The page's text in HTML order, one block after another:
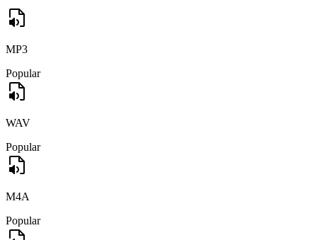
MP3
Popular
WAV
Popular
M4A
Popular